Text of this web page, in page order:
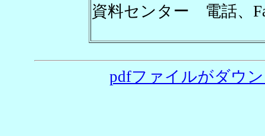
資料センター 電話、
pdfファイルがダウ